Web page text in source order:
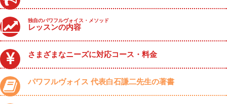
独自のパワフルヴォイス・メソッド
レッスンの内容
さまざまなニーズに対応コース・料金
パワフルヴォイス 代表白石謙二先生の著書